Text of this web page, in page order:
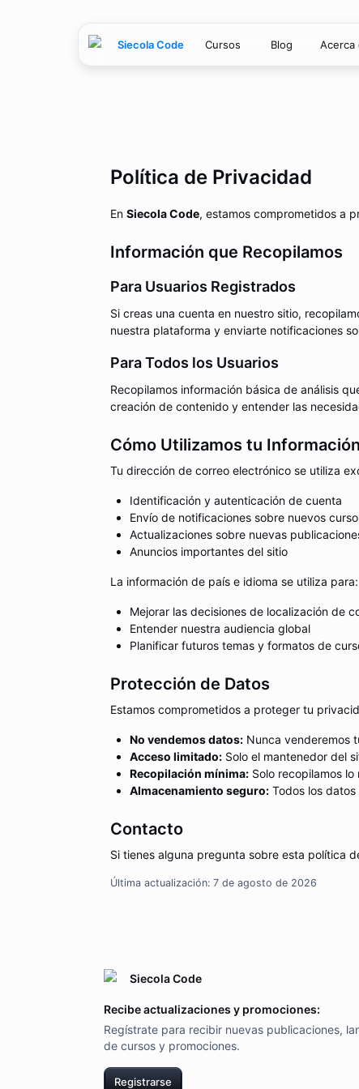
Siecola Code Cursos Blog Acerca
Política de Privacidad
En Siecola Code, estamos comprometidos a
Información que Recopilamos
Para Usuarios Registrados
Si creas una cuenta en nuestro sitio,
nuestra plataforma y enviarte notificaciones
Para Todos los Usuarios
Recopilamos información básica de análisis
creación de contenido y entender las
Cómo Utilizamos tu Información
Tu dirección de correo electrónico se utiliza
Identificación y autenticación de cuenta
Envío de notificaciones sobre nuevos
Actualizaciones sobre nuevas
Anuncios importantes del sitio
La información de país e idioma se utiliza para:
Mejorar las decisiones de localización de
Entender nuestra audiencia global
Planificar futuros temas y formatos de
Protección de Datos
Estamos comprometidos a proteger tu
No vendemos datos: Nunca venderemos
Acceso limitado: Solo el mantenedor del
Recopilación mínima: Solo recopilamos
Almacenamiento seguro: Todos los
Contacto
Si tienes alguna pregunta sobre esta política
Última actualización: 7 de agosto de 2026
Siecola Code
Recibe actualizaciones y promociones:
Regístrate para recibir nuevas publicaciones,
de cursos y promociones.
Registrarse